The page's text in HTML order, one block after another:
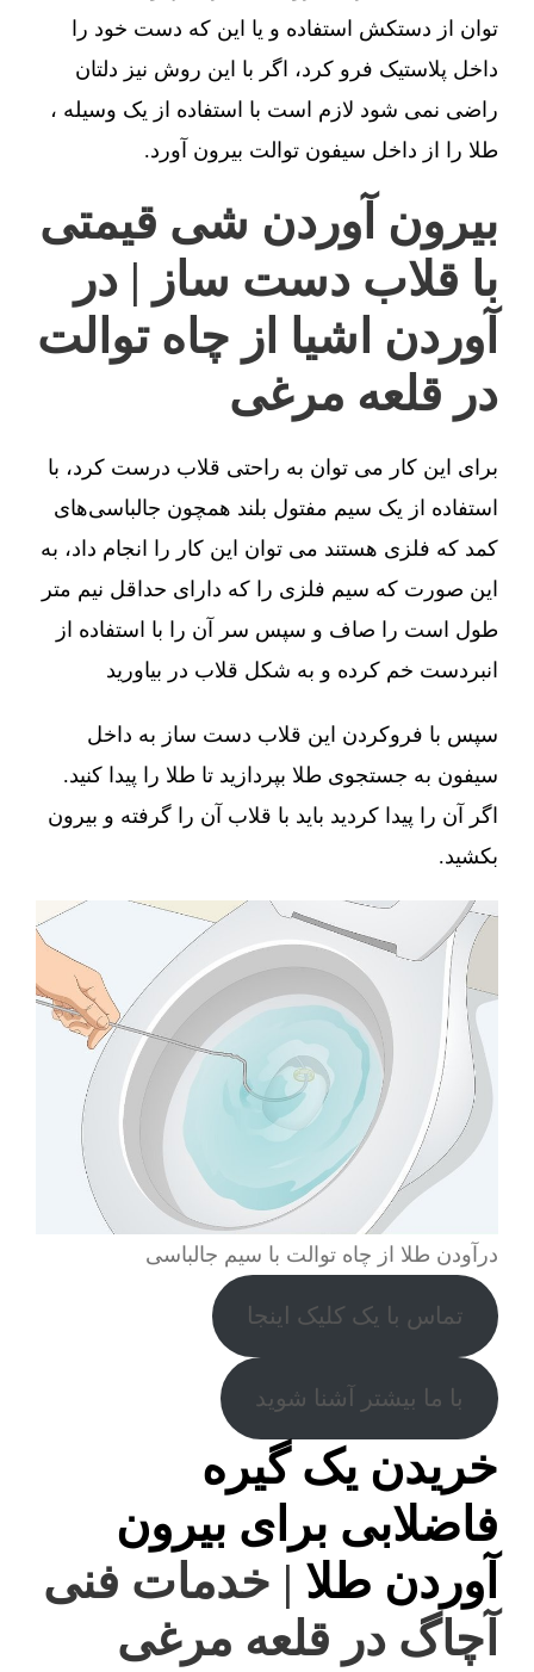
توان از دستکش استفاده و یا این که دست خود را
داخل پلاستیک فرو کرد، اگر با این روش نیز دلتان
راضی نمی شود لازم است با استفاده از یک وسیله ،
طلا را از داخل سیفون توالت بیرون آورد.
بیرون آوردن شی قیمتی
با قلاب دست ساز | در
آوردن اشیا از چاه توالت
در قلعه مرغی
برای این کار می توان به راحتی قلاب درست کرد، با
استفاده از یک سیم مفتول بلند همچون جالباسی‌های
کمد که فلزی هستند می توان این کار را انجام داد، به
این صورت که سیم فلزی را که دارای حداقل نیم متر
طول است را صاف و سپس سر آن را با استفاده از
انبردست خم کرده و به شکل قلاب در بیاورید
سپس با فروکردن این قلاب دست ساز به داخل
سیفون به جستجوی طلا بپردازید تا طلا را پیدا کنید.
اگر آن را پیدا کردید باید با قلاب آن را گرفته و بیرون
بکشید.
درآودن طلا از چاه توالت با سیم جالباسی
تماس با یک کلیک اینجا
با ما بیشتر آشنا شوید
خریدن یک گیره
فاضلابی برای بیرون
آوردن طلا | خدمات فنی
آچاگ در قلعه مرغی